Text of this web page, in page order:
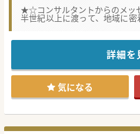
★☆コンサルタントからのメ
半世紀以上に渡って、地域に
た。
休日の対応がありません。
メディカルクラークが在籍し
作成のサポート環境が整ってい
患者様の来院が多い日中に、
体制が整えられています。
JR中央線の快特のご利用で、
都内から通勤されている先生
外科の医師体制は常勤医師3名
#春入職可 #秋入職可
詳細を
気になる